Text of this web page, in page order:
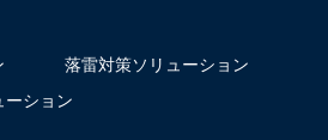
落雷対策ソリューション
ーション